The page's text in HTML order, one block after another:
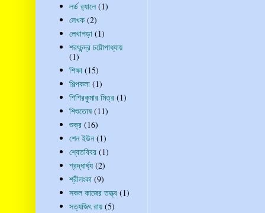
লর্ড র‍্যালে (1)
লেখক (2)
লেখাপড়া (1)
শরৎচন্দ্র চট্টোপাধ্যায়
(1)
শিক্ষা (15)
শিল্পকলা (1)
শিশিরকুমার মিত্র (1)
শিশুতোষ (11)
শুক্র (16)
শেন ইউন (1)
শ্বেতবিবর (1)
শ্রদ্ধার্ঘ্য (2)
শ্রীলংকা (9)
সকল কাজের তত্ত্ব (1)
সত্যজিৎ রায় (5)